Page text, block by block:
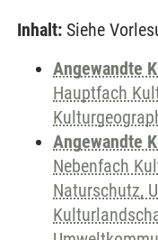
Inhalt: Siehe
Angewandte
Hauptfach
Angewandte
Nebenfach
Naturschutz,